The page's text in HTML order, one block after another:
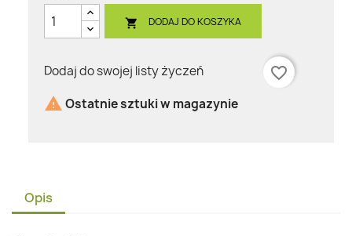
 DODAJ DO KOSZYKA
Dodaj do swojej listy życzeń
favorite_border
 Ostatnie sztuki w magazynie
Opis